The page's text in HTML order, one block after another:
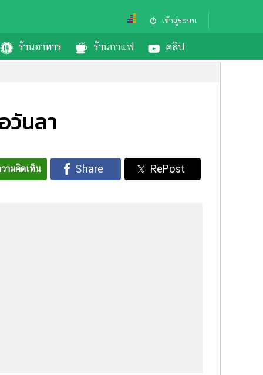
เข้าสู่ระบบ
ร้านอาหาร ร้านกาแฟ คลิป
วันลา
ามคิดเห็น